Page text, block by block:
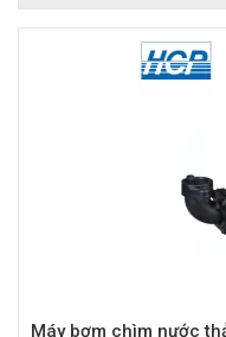
Máy bơm chìm nước